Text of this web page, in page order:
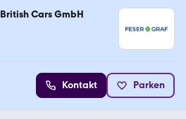
Cars GmbH
Kontakt Parken